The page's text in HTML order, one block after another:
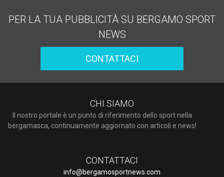
PER LA TUA PUBBLICITÀ SU BERGAMO SPORT
NEWS
CONTATTACI
CHI SIAMO
Il nostro portale è un punto di riferimento dello sport nella
bergamasca, continuamente aggiornato con articoli e news!
CONTATTACI
info@bergamosportnews.com